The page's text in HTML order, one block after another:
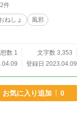
件
ねしょ
風邪
数 1
文字数 3,353
登録日 2023.04.09
お気に入り追加 0